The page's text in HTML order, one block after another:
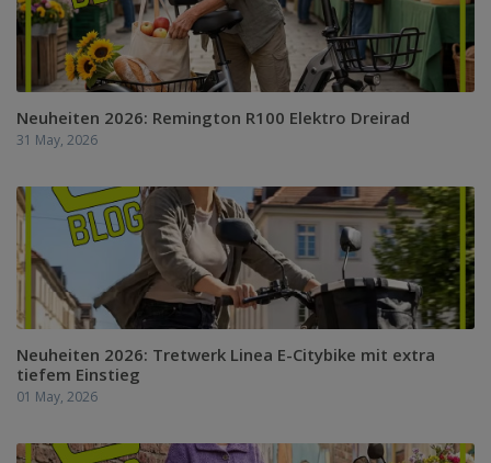
Neuheiten 2026: Remington R100 Elektro Dreirad
31 May, 2026
Neuheiten 2026: Tretwerk Linea E-Citybike mit extra
tiefem Einstieg
01 May, 2026